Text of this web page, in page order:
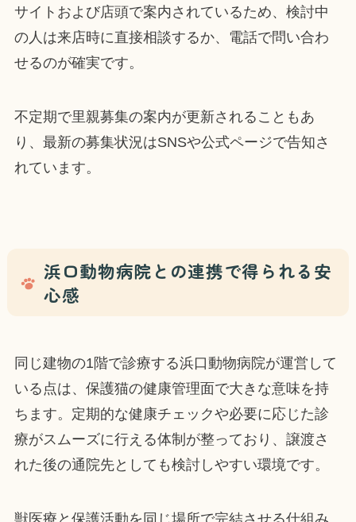
サイトおよび店頭で案内されているため、検討中
の人は来店時に直接相談するか、電話で問い合わ
せるのが確実です。
不定期で里親募集の案内が更新されることもあ
り、最新の募集状況はSNSや公式ページで告知さ
れています。
浜口動物病院との連携で得られる安
心感
同じ建物の1階で診療する浜口動物病院が運営して
いる点は、保護猫の健康管理面で大きな意味を持
ちます。定期的な健康チェックや必要に応じた診
療がスムーズに行える体制が整っており、譲渡さ
れた後の通院先としても検討しやすい環境です。